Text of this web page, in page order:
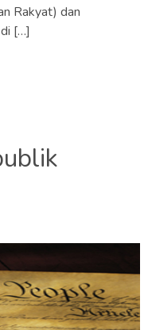
Rakyat) dan
[…]